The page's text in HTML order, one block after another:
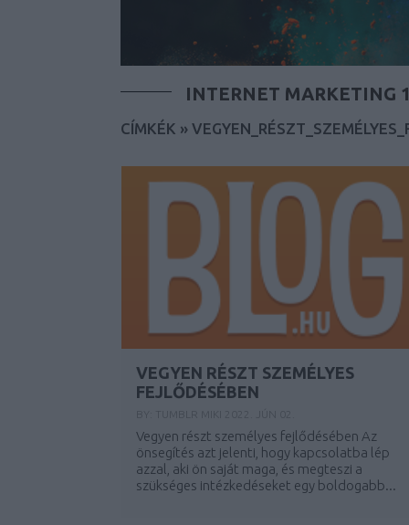
INTERNET MARKETING
CÍMKÉK »
VEGYEN RÉSZT SZEMÉLYES
FEJLŐDÉSÉBEN
Vegyen részt személyes fejlődésében Az
önsegítés azt jelenti, hogy kapcsolatba lép
azzal, aki ön saját maga, és megteszi a
szükséges intézkedéseket egy boldogabb...